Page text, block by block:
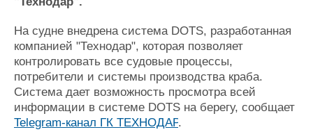
Репутация
Крюинг
Журнал
Реклама
Услуги
Конференции
Выставки и семинары
Флот
Галерея флота
На судне внедрена система DOTS, разработанная
компанией "Технодар", которая позволяет
контролировать все судовые процессы,
потребители и системы производства краба.
Система дает возможность просмотра всей
информации в системе DOTS на берегу, сообщает
Telegram-канал ГК ТЕХНОДАР.